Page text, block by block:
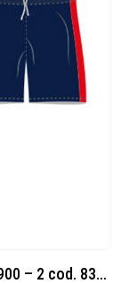
SHORT S900 – 2 cod. 8377886